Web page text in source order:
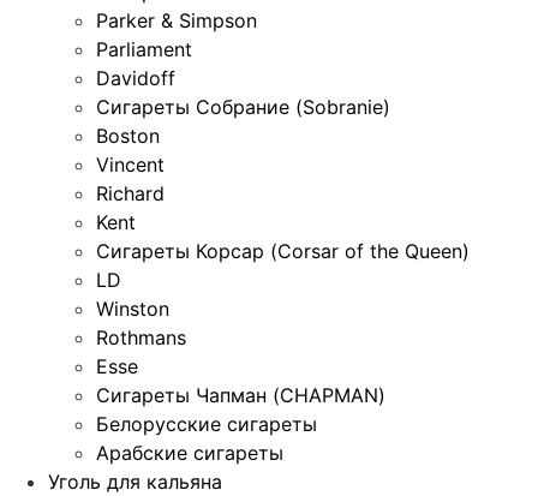
Parker & Simpson
Parliament
Davidoff
Сигареты Собрание (Sobranie)
Boston
Vincent
Richard
Kent
Сигареты Корсар (Corsar of the Queen)
LD
Winston
Rothmans
Esse
Сигареты Чапман (CHAPMAN)
Белорусские сигареты
Арабские сигареты
Уголь для кальяна